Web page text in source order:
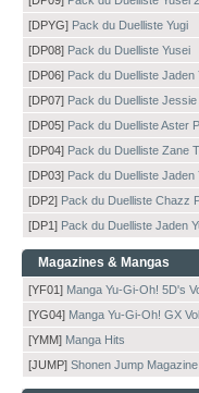
[DPYG] Pack du Duelliste Yugi
[DP08] Pack du Duelliste Yusei
[DP06] Pack du Duelliste Jaden
[DP07] Pack du Duelliste
[DP05] Pack du Duelliste Aster
[DP04] Pack du Duelliste Zane
[DP03] Pack du Duelliste Jaden
[DP2] Pack du Duelliste Chazz
[DP1] Pack du Duelliste Jaden
Magazines & Mangas
[YF01] Manga Yu-Gi-Oh! 5D's
[YG04] Manga Yu-Gi-Oh! GX
[YMM] Manga Hits
[JUMP] Shonen Jump Magazine